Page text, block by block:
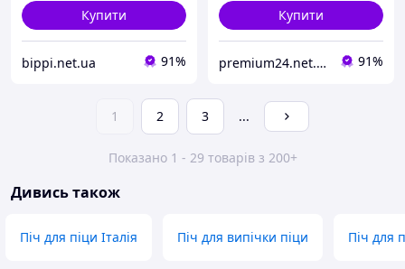
Купити
bippi.net.ua 91%
Купити
premium24.net.ua 91%
1 2 3 ...
Показано 1 - 29 товарів з 200+
Дивись також
Піч для піци Італія Піч для випічки піци Піч для